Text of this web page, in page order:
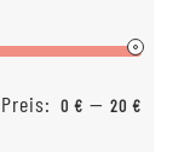
Preis: 0 € — 20 €